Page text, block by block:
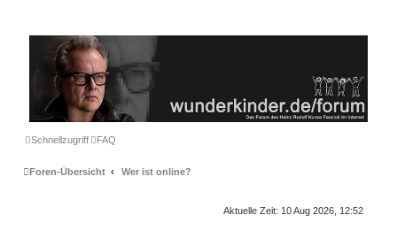
Schnellzugriff FAQ
Foren-Übersicht Wer ist online?
Aktuelle Zeit: 10 Aug 2026, 12:52